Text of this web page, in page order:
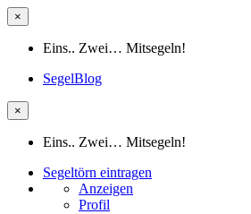
×
Eins.. Zwei… Mitsegeln!
SegelBlog
×
Eins.. Zwei… Mitsegeln!
Segeltörn eintragen
Anzeigen
Profil